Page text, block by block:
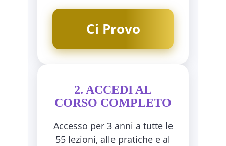
Ci Provo
2. ACCEDI AL
CORSO COMPLETO
Accesso per 3 anni a tutte le
55 lezioni, alle pratiche e al